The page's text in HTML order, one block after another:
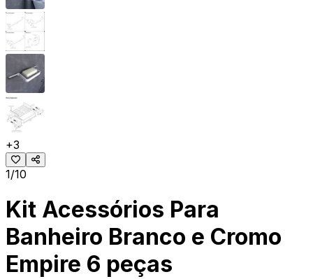
+3
1/10
Kit Acessórios Para
Banheiro Branco e Cromo
Empire 6 peças